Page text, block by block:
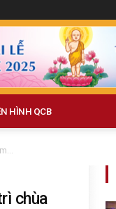
HÌNH QCB
chùa